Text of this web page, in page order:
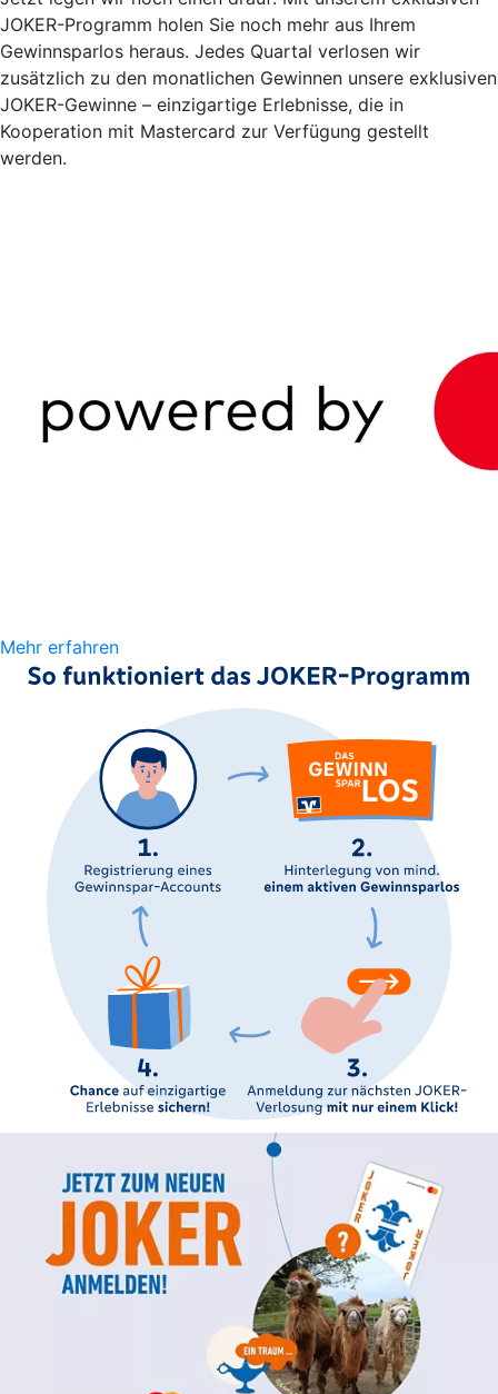
JOKER-Programm holen Sie noch mehr aus Ihrem
Gewinnsparlos heraus. Jedes Quartal verlosen wir
zusätzlich zu den monatlichen Gewinnen unsere exklusiven
JOKER-Gewinne – einzigartige Erlebnisse, die in
Kooperation mit Mastercard zur Verfügung gestellt
werden.
Mehr erfahren